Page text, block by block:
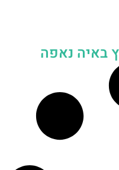
באיה נאפה